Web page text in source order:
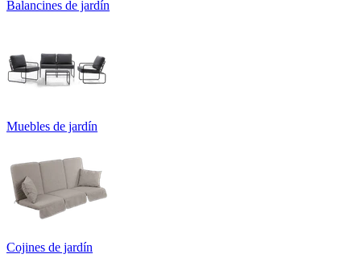
Balancines de jardín
Muebles de jardín
Cojines de jardín